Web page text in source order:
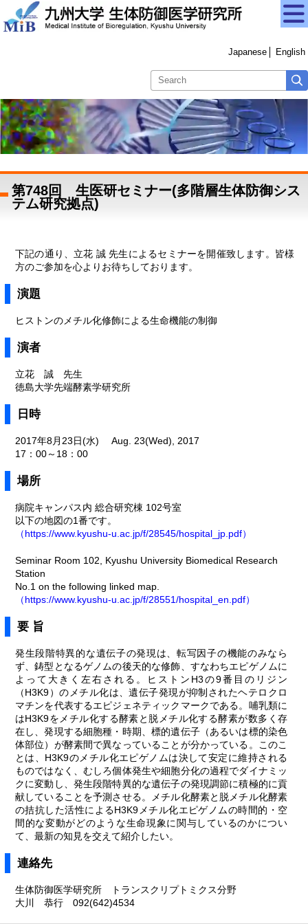
Japanese English
第748回 生医研セミナー(多階層生体防御シス
テム研究拠点)
下記の通り、立花 誠 先生によるセミナーを開催致します。皆様
方のご参加を心よりお待ちしております。
演題
ヒストンのメチル化修飾による生命機能の制御
演者
立花 誠 先生
徳島大学先端酵素学研究所
日時
2017年8月23日(水) Aug. 23(Wed), 2017
17：00～18：00
場所
病院キャンパス内 総合研究棟 102号室
以下の地図の1番です。
（https://www.kyushu-u.ac.jp/f/28545/hospital_jp.pdf）
Seminar Room 102, Kyushu University Biomedical Research
Station
No.1 on the following linked map.
（https://www.kyushu-u.ac.jp/f/28551/hospital_en.pdf）
要 旨
発生段階特異的な遺伝子の発現は、転写因子の機能のみなら
ず、鋳型となるゲノムの後天的な修飾、すなわちエピゲノムに
よって大きく左右される。ヒストンH3の9番目のリジン
（H3K9）のメチル化は、遺伝子発現が抑制されたヘテロクロ
マチンを代表するエピジェネティックマークである。哺乳類に
はH3K9をメチル化する酵素と脱メチル化する酵素が数多く存
在し、発現する細胞種・時期、標的遺伝子（あるいは標的染色
体部位）が酵素間で異なっていることが分かっている。このこ
とは、H3K9のメチル化エピゲノムは決して安定に維持される
ものではなく、むしろ個体発生や細胞分化の過程でダイナミッ
クに変動し、発生段階特異的な遺伝子の発現調節に積極的に貢
献していることを予測させる。メチル化酵素と脱メチル化酵素
の拮抗した活性によるH3K9メチル化エピゲノムの時間的・空
間的な変動がどのような生命現象に関与しているのかについ
て、最新の知見を交えて紹介したい。
連絡先
生体防御医学研究所 トランスクリプトミクス分野
大川 恭行 092(642)4534